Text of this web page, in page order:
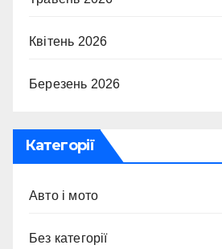
Квітень 2026
Березень 2026
Категорії
Авто і мото
Без категорії